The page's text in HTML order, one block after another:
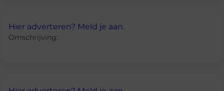
Hier adverteren? Meld je aan.
Omschrijving: